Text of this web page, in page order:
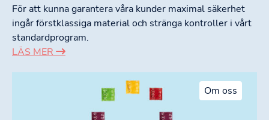
För att kunna garantera våra kunder maximal säkerhet
ingår förstklassiga material och stränga kontroller i vårt
standardprogram.
LÄS MER
Om oss